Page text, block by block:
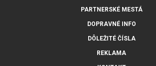
PARTNERSKÉ MESTÁ
DOPRAVNÉ INFO
DÔLEŽITÉ ČÍSLA
REKLAMA